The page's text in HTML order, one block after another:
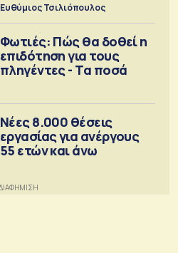
Ευθύμιος Τσιλιόπουλος
Φωτιές: Πώς θα δοθεί η
επιδότηση για τους
πληγέντες - Τα ποσά
Νέες 8.000 θέσεις
εργασίας για ανέργους
55 ετών και άνω